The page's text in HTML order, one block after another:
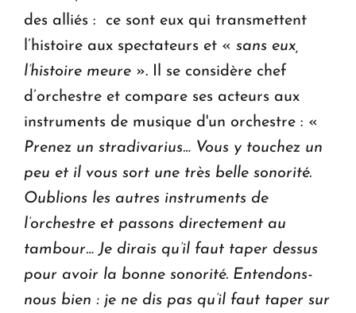
des alliés : ce sont eux qui transmettent
l’histoire aux spectateurs et « sans eux,
l’histoire meure ». Il se considère chef
d’orchestre et compare ses acteurs aux
instruments de musique d'un orchestre : «
Prenez un stradivarius… Vous y touchez un
peu et il vous sort une très belle sonorité.
Oublions les autres instruments de
l’orchestre et passons directement au
tambour… Je dirais qu’il faut taper dessus
pour avoir la bonne sonorité. Entendons-
nous bien : je ne dis pas qu’il faut taper sur